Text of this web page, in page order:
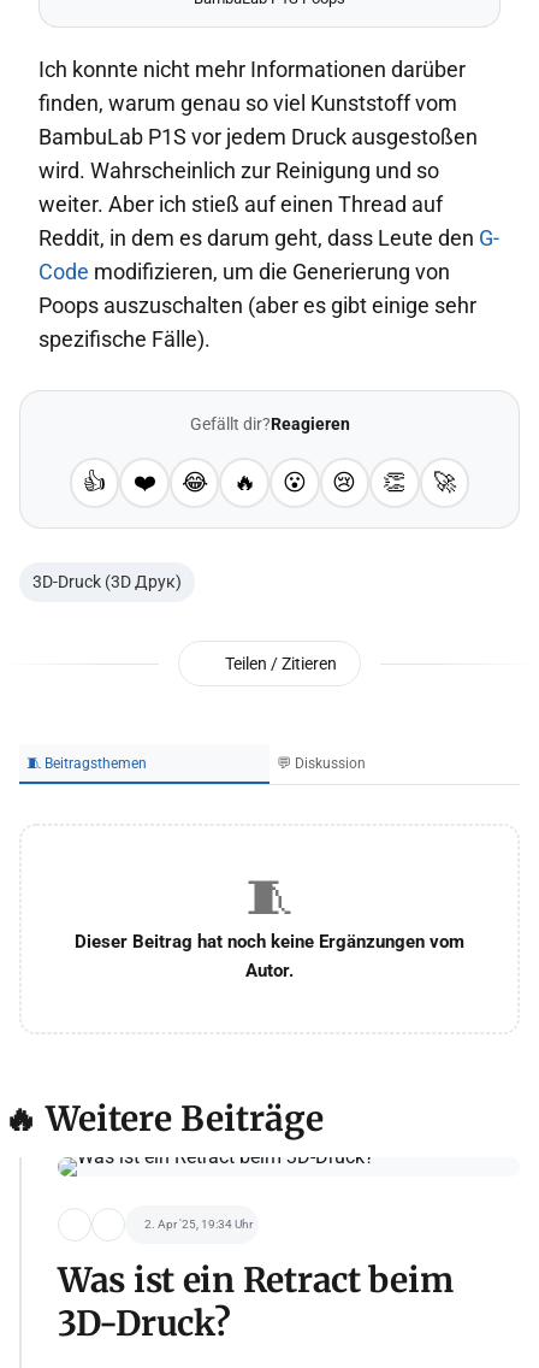
Ich konnte nicht mehr Informationen darüber
finden, warum genau so viel Kunststoff vom
BambuLab P1S vor jedem Druck ausgestoßen
wird. Wahrscheinlich zur Reinigung und so
weiter. Aber ich stieß auf einen Thread auf
Reddit, in dem es darum geht, dass Leute den G-
Code modifizieren, um die Generierung von
Poops auszuschalten (aber es gibt einige sehr
spezifische Fälle).
Gefällt dir?Reagieren
👍 ❤️ 😂 🔥 😮 😢 👏 🚀
3D-Druck (3D Друк)
Teilen / Zitieren
🧵 Beitragsthemen 💬 Diskussion
🧵
Dieser Beitrag hat noch keine Ergänzungen vom
Autor.
🔥 Weitere Beiträge
2. Apr '25, 19:34 Uhr
Was ist ein Retract beim
3D-Druck?